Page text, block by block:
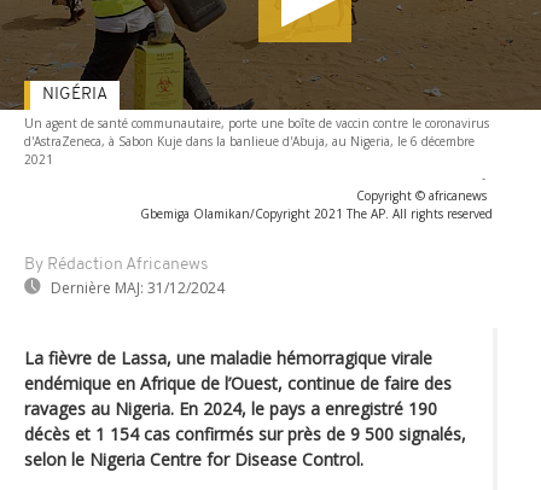
Un agent de santé communautaire, porte une boîte de vaccin contre le coronavirus
d'AstraZeneca, à Sabon Kuje dans la banlieue d'Abuja, au Nigeria, le 6 décembre
2021
-
Copyright © africanews
Gbemiga Olamikan/Copyright 2021 The AP. All rights reserved
By Rédaction Africanews
Dernière MAJ: 31/12/2024
NIGÉRIA
La fièvre de Lassa, une maladie hémorragique virale
endémique en Afrique de l’Ouest, continue de faire des
ravages au Nigeria. En 2024, le pays a enregistré 190
décès et 1 154 cas confirmés sur près de 9 500 signalés,
selon le Nigeria Centre for Disease Control.